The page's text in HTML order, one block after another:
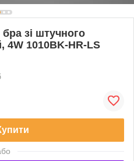
бра зі штучного
4W 1010BK-HR-LS